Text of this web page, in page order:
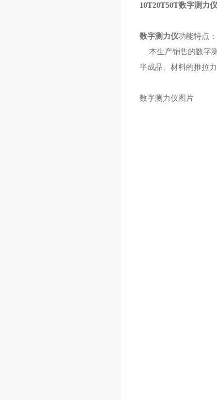
10T20T50T数字测力
数字测力仪功能特点：
本生产销售的数字
半成品、材料的推拉
数字测力仪图片